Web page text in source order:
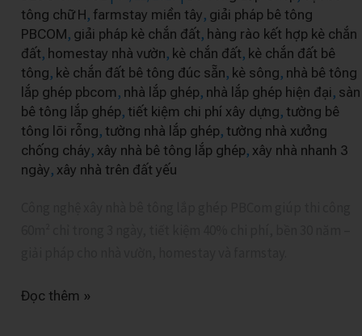
tông chữ H, farmstay miền tây, giải pháp bê tông
PBCOM, giải pháp kè chắn đất, hàng rào kết hợp kè chắn
đất, homestay nhà vườn, kè chắn đất, kè chắn đất bê
tông, kè chắn đất bê tông đúc sẵn, kè sông, nhà bê tông
lắp ghép pbcom , nhà lắp ghép, nhà lắp ghép hiện đại, sàn
bê tông lắp ghép, tiết kiệm chi phí xây dựng, tường bê
tông lõi rỗng, tường nhà lắp ghép, tường nhà xưởng
chống cháy, xây nhà bê tông lắp ghép, xây nhà nhanh 3
ngày, xây nhà trên đất yếu
Trong
3
Ngày
–
Tiết
Kiệm
40%
Chi
Đọc thêm »